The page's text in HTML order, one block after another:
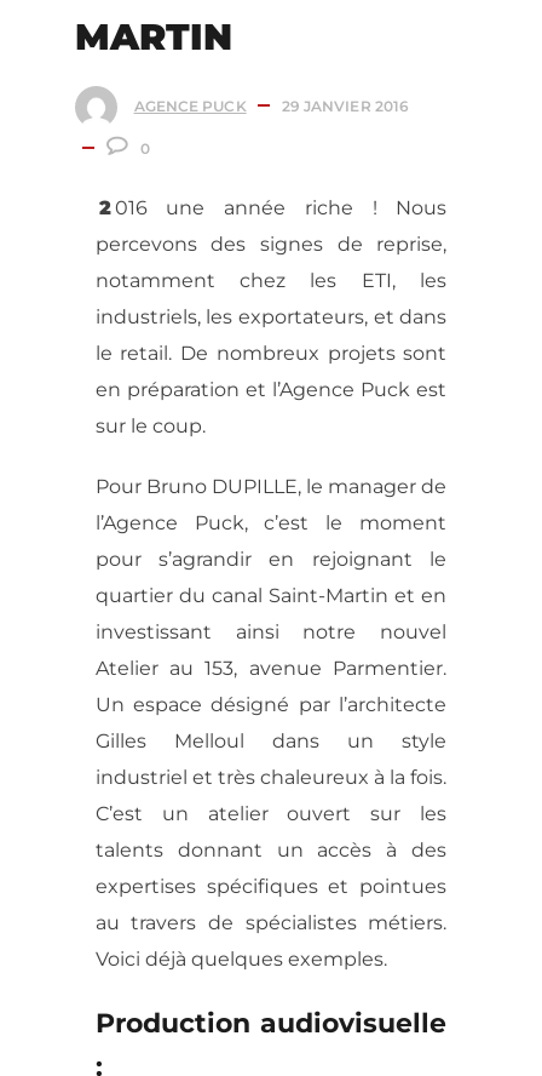
MARTIN
AGENCE PUCK 29 JANVIER 2016
0
2016 une année riche ! Nous
percevons des signes de reprise,
notamment chez les ETI, les
industriels, les exportateurs, et dans
le retail. De nombreux projets sont
en préparation et l’Agence Puck est
sur le coup.
Pour Bruno DUPILLE, le manager de
l’Agence Puck, c’est le moment
pour s’agrandir en rejoignant le
quartier du canal Saint-Martin et en
investissant ainsi notre nouvel
Atelier au 153, avenue Parmentier.
Un espace désigné par l’architecte
Gilles Melloul dans un style
industriel et très chaleureux à la fois.
C’est un atelier ouvert sur les
talents donnant un accès à des
expertises spécifiques et pointues
au travers de spécialistes métiers.
Voici déjà quelques exemples.
Production audiovisuelle
: